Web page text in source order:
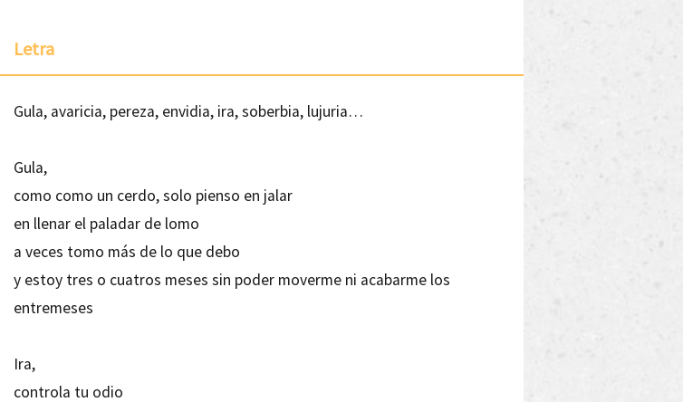
Letra
Gula, avaricia, pereza, envidia, ira, soberbia, lujuria…
Gula,
como como un cerdo, solo pienso en jalar
en llenar el paladar de lomo
a veces tomo más de lo que debo
y estoy tres o cuatros meses sin poder moverme ni acabarme los
entremeses
Ira,
controla tu odio